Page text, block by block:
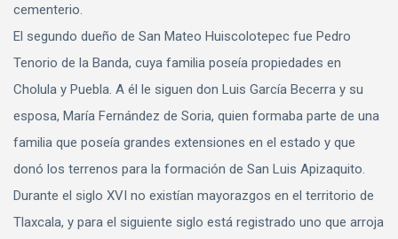
cementerio.
El segundo dueño de San Mateo Huiscolotepec fue Pedro
Tenorio de la Banda, cuya familia poseía propiedades en
Cholula y Puebla. A él le siguen don Luis García Becerra y su
esposa, María Fernández de Soria, quien formaba parte de una
familia que poseía grandes extensiones en el estado y que
donó los terrenos para la formación de San Luis Apizaquito.
Durante el siglo XVI no existían mayorazgos en el territorio de
Tlaxcala, y para el siguiente siglo está registrado uno que arroja